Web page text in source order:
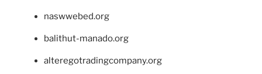
naswwebed.org
balithut-manado.org
alteregotradingcompany.org